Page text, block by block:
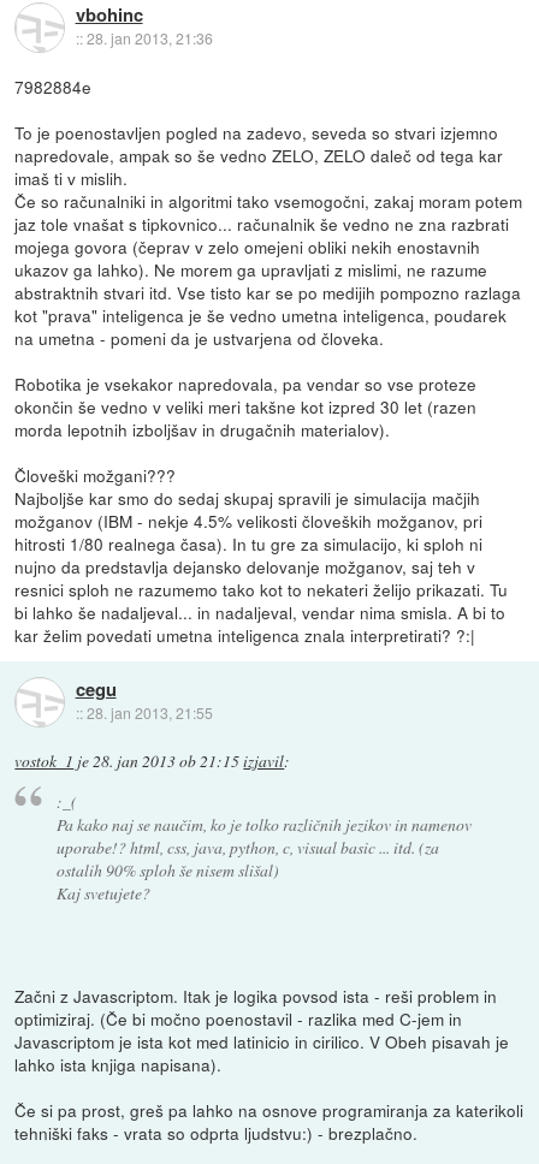
vbohinc
::28. jan 2013, 21:36
7982884e
To je poenostavljen pogled na zadevo, seveda so stvari izjemno
napredovale, ampak so še vedno ZELO, ZELO daleč od tega kar
imaš ti v mislih.
Če so računalniki in algoritmi tako vsemogočni, zakaj moram potem
jaz tole vnašat s tipkovnico... računalnik še vedno ne zna razbrati
mojega govora (čeprav v zelo omejeni obliki nekih enostavnih
ukazov ga lahko). Ne morem ga upravljati z mislimi, ne razume
abstraktnih stvari itd. Vse tisto kar se po medijih pompozno razlaga
kot "prava" inteligenca je še vedno umetna inteligenca, poudarek
na umetna - pomeni da je ustvarjena od človeka.
Robotika je vsekakor napredovala, pa vendar so vse proteze
okončin še vedno v veliki meri takšne kot izpred 30 let (razen
morda lepotnih izboljšav in drugačnih materialov).
Človeški možgani???
Najboljše kar smo do sedaj skupaj spravili je simulacija mačjih
možganov (IBM - nekje 4.5% velikosti človeških možganov, pri
hitrosti 1/80 realnega časa). In tu gre za simulacijo, ki sploh ni
nujno da predstavlja dejansko delovanje možganov, saj teh v
resnici sploh ne razumemo tako kot to nekateri želijo prikazati. Tu
bi lahko še nadaljeval... in nadaljeval, vendar nima smisla. A bi to
kar želim povedati umetna inteligenca znala interpretirati? ?:|
cegu
::28. jan 2013, 21:55
vostok_1 je28. jan 2013 ob 21:15izjavil:
:_(
Pa kako naj se naučim, ko je tolko različnih jezikov in namenov
uporabe!? html, css, java, python, c, visual basic ... itd. (za
ostalih 90% sploh še nisem slišal)
Kaj svetujete?
Začni z Javascriptom. Itak je logika povsod ista - reši problem in
optimiziraj. (Če bi močno poenostavil - razlika med C-jem in
Javascriptom je ista kot med latinicio in cirilico. V Obeh pisavah je
lahko ista knjiga napisana).
Če si pa prost, greš pa lahko na osnove programiranja za katerikoli
tehniški faks - vrata so odprta ljudstvu:) - brezplačno.